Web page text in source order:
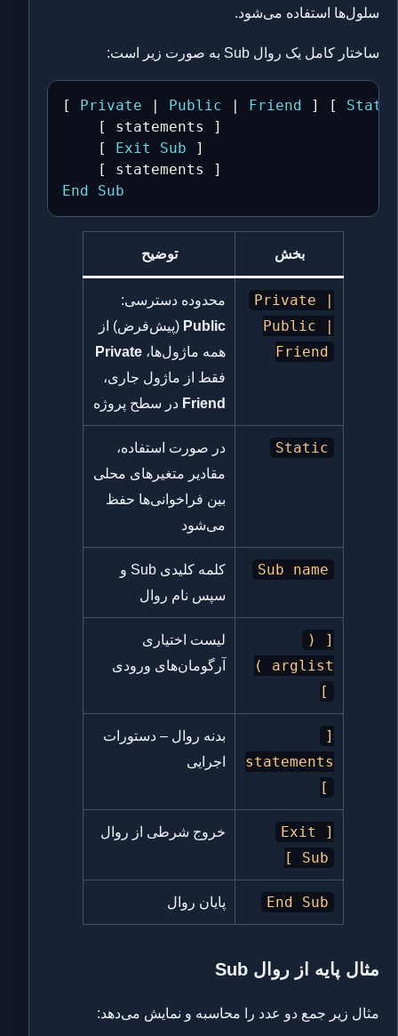
سلول‌ها استفاده می‌شود.
ساختار کامل یک روال Sub به صورت زیر است:
[ Private | Public | Friend ] [
    [ statements ]
    [
Exit Sub ]
End
Sub
بخش توضیح
Private |
Public |
Friend
محدوده دسترسی:
Public (پیش‌فرض) از
همه ماژول‌ها،Private
فقط از ماژول جاری،
Friend در سطح پروژه
Static
در صورت استفاده،
مقادیر متغیرهای محلی
بین فراخوانی‌ها حفظ
می‌شود
Sub name
کلمه کلیدی Sub و
سپس نام روال
[ (
arglist )
]
لیست اختیاری
آرگومان‌های ورودی
[
statements
]
بدنه روال – دستورات
اجرایی
[ Exit
Sub ]
خروج شرطی از روال
End Sub پایان روال
مثال پایه از روال Sub
مثال زیر جمع دو عدد را محاسبه و نمایش می‌دهد: